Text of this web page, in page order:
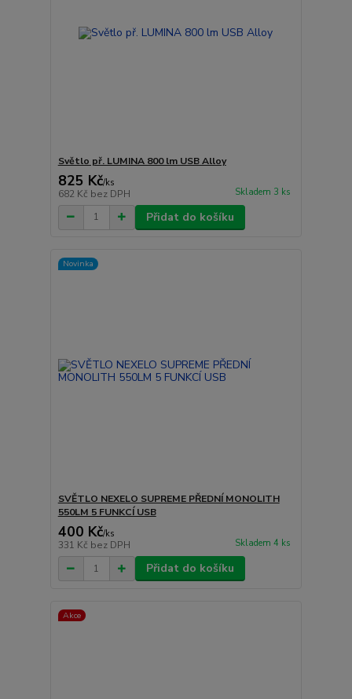
Světlo př. LUMINA 800 lm USB Alloy
825 Kč/ks
682 Kč bez DPH Skladem 3 ks
Přidat do košíku
Novinka
SVĚTLO NEXELO SUPREME PŘEDNÍ MONOLITH
550LM 5 FUNKCÍ USB
400 Kč/ks
331 Kč bez DPH Skladem 4 ks
Přidat do košíku
Akce